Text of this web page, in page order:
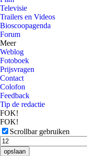
Televisie
Trailers en Videos
Bioscoopagenda
Forum
Meer
Weblog
Fotoboek
Prijsvragen
Contact
Colofon
Feedback
Tip de redactie
FOK!
FOK!
Scrollbar gebruiken
opslaan